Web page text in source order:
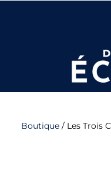
Boutique / Les Trois